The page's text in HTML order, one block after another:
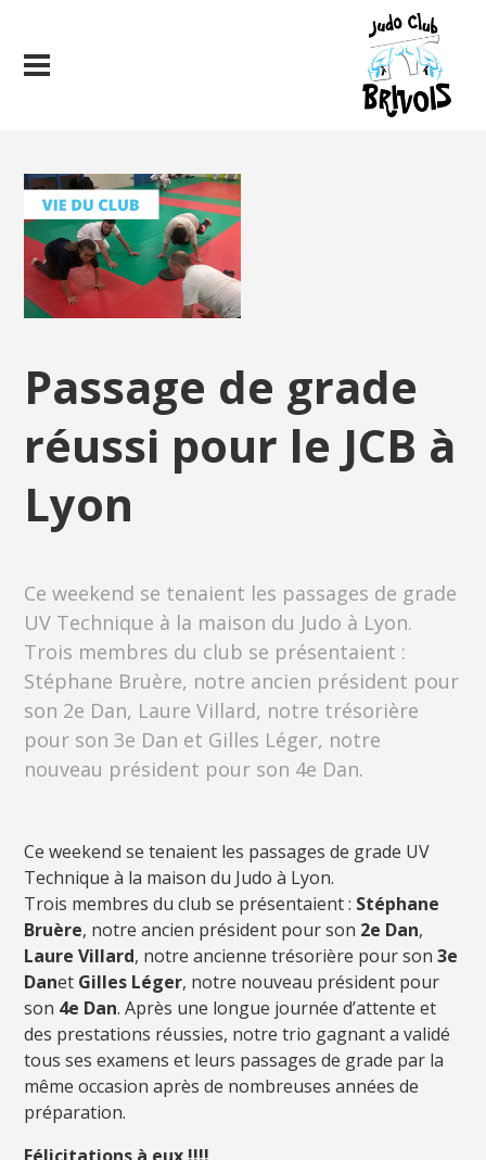
Passage de grade
réussi pour le JCB à
Lyon
Ce weekend se tenaient les passages de grade
UV Technique à la maison du Judo à Lyon.
Trois membres du club se présentaient :
Stéphane Bruère, notre ancien président pour
son 2e Dan, Laure Villard, notre trésorière
pour son 3e Dan et Gilles Léger, notre
nouveau président pour son 4e Dan.
Ce weekend se tenaient les passages de grade UV
Technique à la maison du Judo à Lyon.
Trois membres du club se présentaient : Stéphane
Bruère, notre ancien président pour son 2e Dan,
Laure Villard, notre ancienne trésorière pour son3e
Danet Gilles Léger, notre nouveau président pour
son 4e Dan. Après une longue journée d’attente et
des prestations réussies, notre trio gagnant a validé
tous ses examens et leurs passages de grade par la
même occasion après de nombreuses années de
préparation.